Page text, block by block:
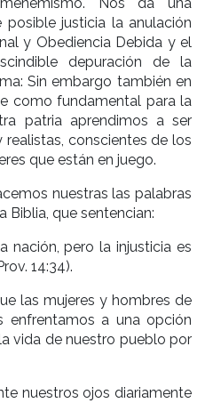
justicia la anulación
y Obediencia Debida y el
depuración de la
Sin embargo también en
como fundamental para la
patria aprendimos a ser
conscientes de los
que están en juego.
nuestras las palabras
Biblia, que sentencian:
nación, pero la injusticia es
14:34).
las mujeres y hombres de
enfrentamos a una opción
vida de nuestro pueblo por
nuestros ojos diariamente